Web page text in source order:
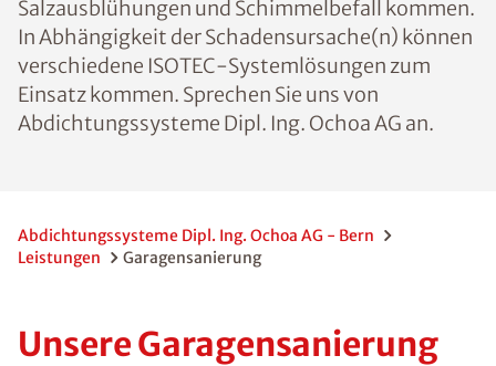
Salzausblühungen und Schimmelbefall kommen.
In Abhängigkeit der Schadensursache(n) können
verschiedene ISOTEC-Systemlösungen zum
Einsatz kommen. Sprechen Sie uns von
Abdichtungssysteme Dipl. Ing. Ochoa AG an.
Abdichtungssysteme Dipl. Ing. Ochoa AG - Bern
Leistungen
Garagensanierung
Unsere Garagensanierung